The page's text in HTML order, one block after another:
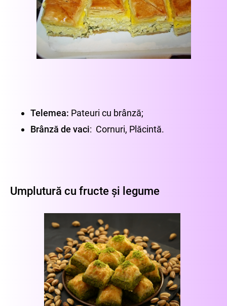
Telemea: Pateuri cu brânză;
Brânză de vaci: Cornuri, Plăcintă.
Umplutură cu fructe și legume